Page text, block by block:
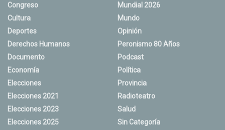
Congreso
Cultura
Deportes
Derechos Humanos
Documento
Economía
Elecciones
Elecciones 2021
Elecciones 2023
Elecciones 2025
Mundial 2026
Mundo
Opinión
Peronismo 80 Años
Podcast
Política
Provincia
Radioteatro
Salud
Sin Categoría